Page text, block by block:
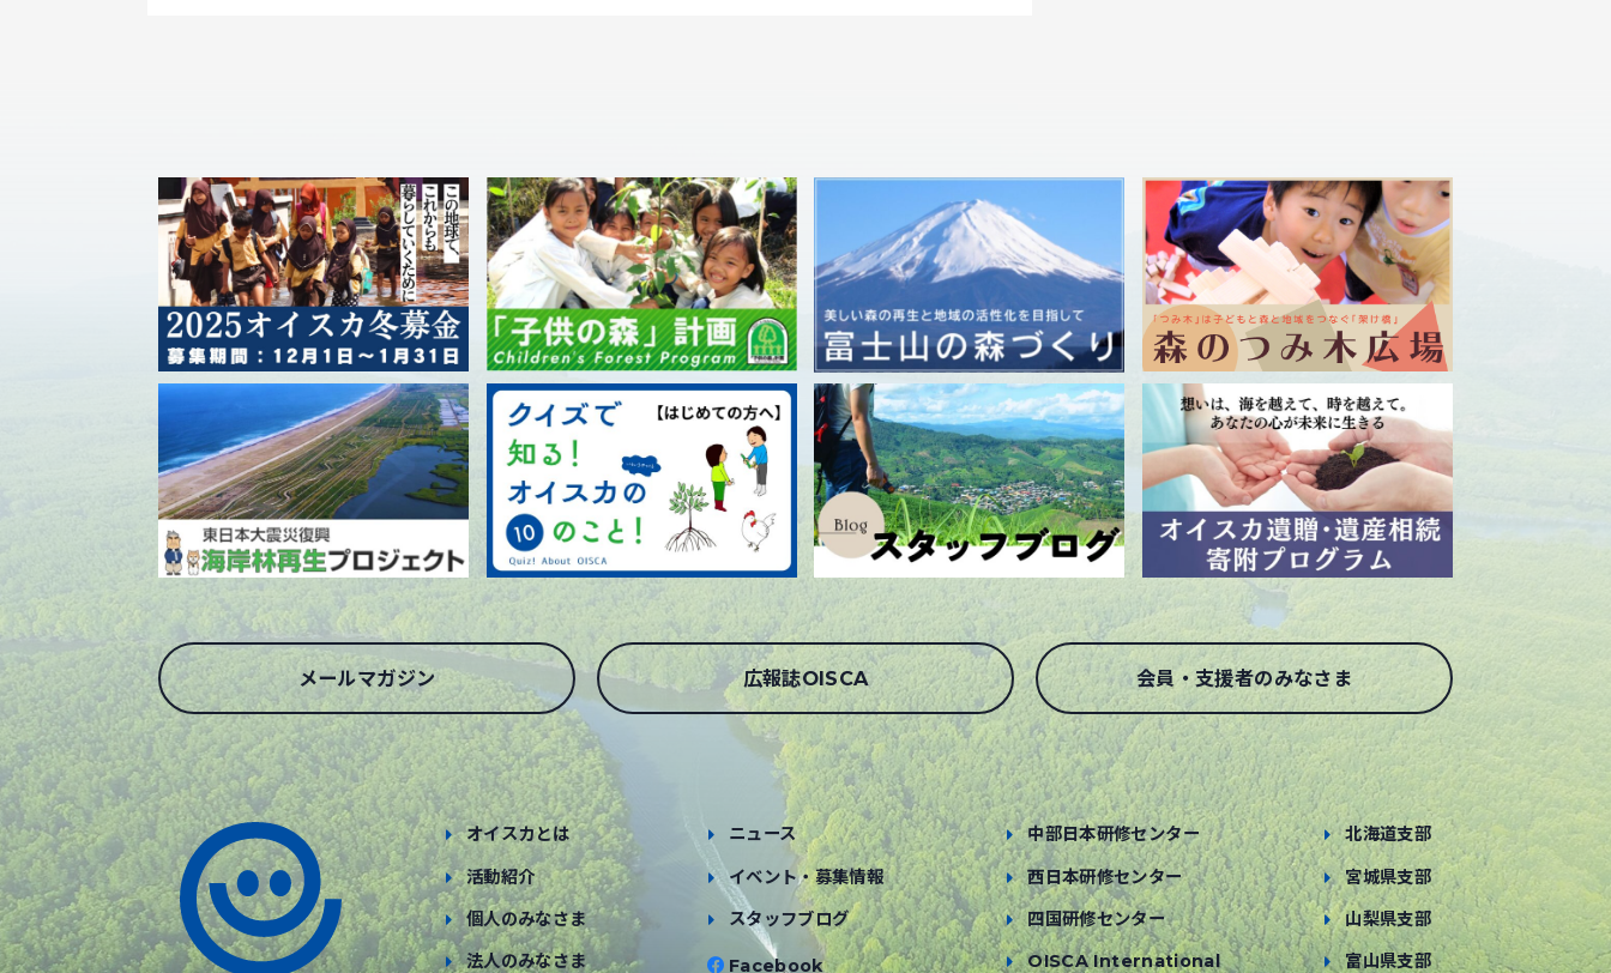
メールマガジン 広報誌OISCA 会員・支援者のみなさま
オイスカとは
活動紹介
個人のみなさま
法人のみなさま
ニュース
イベント・募集情報
スタッフブログ
Facebook
中部日本研修センター
西日本研修センター
四国研修センター
OISCA International
北海道支部
宮城県支部
山梨県支部
富山県支部